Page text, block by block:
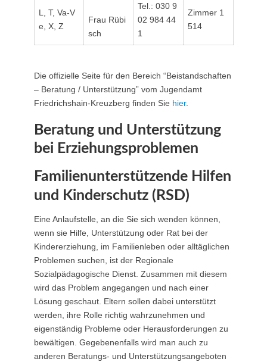
L, T, Va-V
e, X, Z
Frau Rübi
sch
Tel.: 030 9
02 984 44
1
Zimmer 1
514
Die offizielle Seite für den Bereich “Beistandschaften
– Beratung / Unterstützung” vom Jugendamt
Friedrichshain-Kreuzberg finden Sie hier.
Beratung und Unterstützung
bei Erziehungsproblemen
Familienunterstützende Hilfen
und Kinderschutz (RSD)
Eine Anlaufstelle, an die Sie sich wenden können,
wenn sie Hilfe, Unterstützung oder Rat bei der
Kindererziehung, im Familienleben oder alltäglichen
Problemen suchen, ist der Regionale
Sozialpädagogische Dienst. Zusammen mit diesem
wird das Problem angegangen und nach einer
Lösung geschaut. Eltern sollen dabei unterstützt
werden, ihre Rolle richtig wahrzunehmen und
eigenständig Probleme oder Herausforderungen zu
bewältigen. Gegebenenfalls wird man auch zu
anderen Beratungs- und Unterstützungsangeboten